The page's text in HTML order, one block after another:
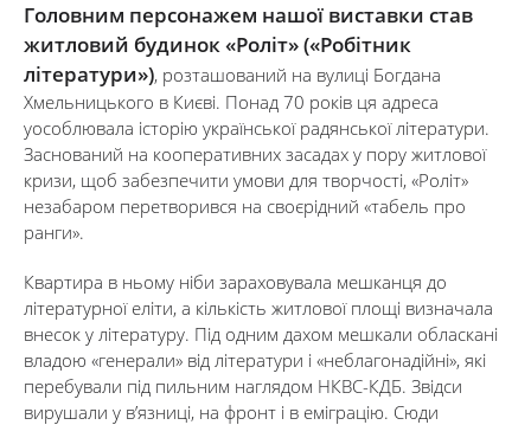
Головним персонажем нашої виставки став
житловий будинок «Роліт» («Робітник
літератури»), розташований на вулиці Богдана
Хмельницького в Києві. Понад 70 років ця адреса
уособлювала історію української радянської літератури.
Заснований на кооперативних засадах у пору житлової
кризи, щоб забезпечити умови для творчості, «Роліт»
незабаром перетворився на своєрідний «табель про
ранги».
Квартира в ньому ніби зараховувала мешканця до
літературної еліти, а кількість житлової площі визначала
внесок у літературу. Під одним дахом мешкали обласкані
владою «генерали» від літератури і «неблагонадійні», які
перебували під пильним наглядом НКВС-КДБ. Звідси
вирушали у в’язниці, на фронт і в еміграцію. Сюди